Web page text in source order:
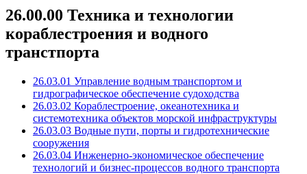
26.00.00 Техника и технологии
кораблестроения и водного
транстпорта
26.03.01 Управление водным транспортом и
гидрографическое обеспечение судоходства
26.03.02 Кораблестроение, океанотехника и
системотехника объектов морской инфраструктуры
26.03.03 Водные пути, порты и гидротехнические
сооружения
26.03.04 Инженерно-экономическое обеспечение
технологий и бизнес-процессов водного транспорта